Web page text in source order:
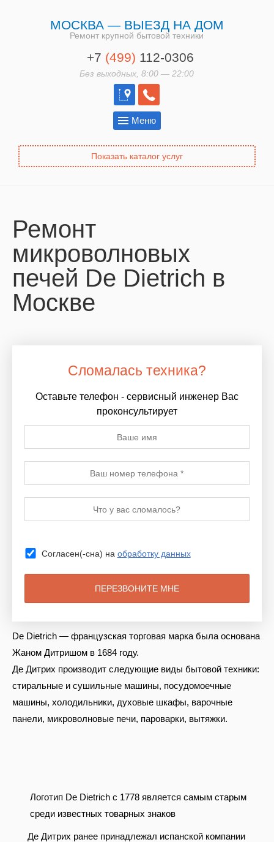
Меню
МОСКВА — ВЫЕЗД НА ДОМ
Ремонт крупной бытовой техники
+7 (499) 112-0306
Без выходных, 8:00 — 22:00
Показать каталог услуг
Ремонт
микроволновых
печей De Dietrich в
Москве
De Dietrich — французская торговая марка была основана
Жаном Дитришом в 1684 году.
Де Дитрих производит следующие виды бытовой техники:
стиральные и сушильные машины, посудомоечные
машины, холодильники, духовые шкафы, варочные
панели, микроволновые печи, пароварки, вытяжки.
Логотип De Dietrich с 1778 является самым старым
среди известных товарных знаков
Де Дитрих ранее принадлежал испанской компании
Сломалась техника?
Оставьте телефон - сервисный инженер Вас
проконсультирует
Согласен(-сна) на обработку данных